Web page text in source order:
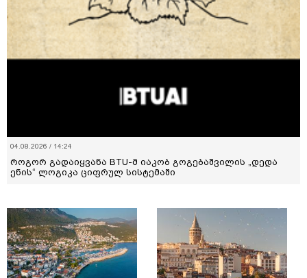
04.08.2026 / 14:24
როგორ გადაიყვანა BTU-მ იაკობ გოგებაშვილის „დედა
ენის“ ლოგიკა ციფრულ სისტემაში